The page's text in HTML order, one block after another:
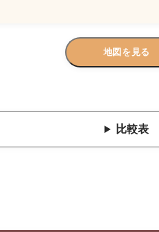
地図を見る
比較表